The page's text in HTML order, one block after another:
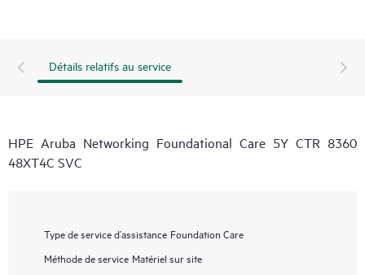
Détails relatifs au service
HPE Aruba Networking Foundational Care 5Y CTR 8360
48XT4C SVC
Type de service d’assistance Foundation Care
Méthode de service Matériel sur site